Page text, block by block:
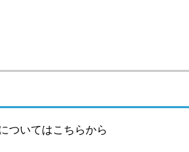
ついてはこちらから